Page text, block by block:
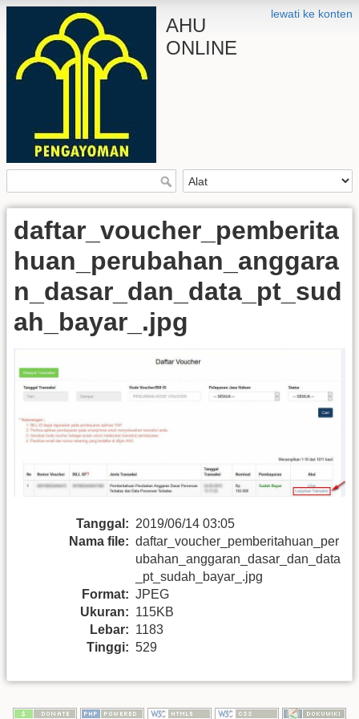
lewati ke konten
AHU
ONLINE
daftar_voucher_pemberita
huan_perubahan_anggara
n_dasar_dan_data_pt_sud
ah_bayar_.jpg
Tanggal: 2019/06/14 03:05
Nama file: daftar_voucher_pemberitahuan_per
ubahan_anggaran_dasar_dan_data
_pt_sudah_bayar_.jpg
Format: JPEG
Ukuran: 115KB
Lebar: 1183
Tinggi: 529